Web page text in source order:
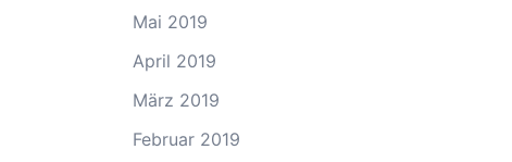
Mai 2019
April 2019
März 2019
Februar 2019